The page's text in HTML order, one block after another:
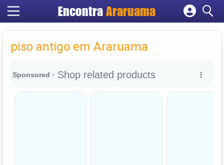
EncontraAraruama
Cadastrar empresa
Criar conta
piso antigo em Araruama